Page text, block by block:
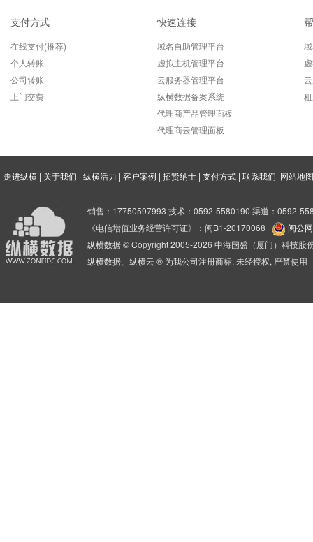
支付方式
在线支付(推荐)
个人转账
公司转账
上门交费
快速连接
域名自助管理平台
虚拟主机管理平台
云服务器管理平台
纵横数据备案系统
代理商产品管理面板
代理商云管理面板
走进纵横 | 关于我们 | 纵横活力 | 客户案例 | 招贤纳士 | 支付方式 | 联系我们 |网站地图
销售：17750597993 技术：0592-5580190 渠道：0592-
《电信增值业务经营许可证》：闽B1-20170068
闽公
纵横数据 © Copyright 2005-2026 中海国盛（厦门）科技股
纵横数据、纵横云 ® 为我公司注册商标, 未经授权, 严禁使用